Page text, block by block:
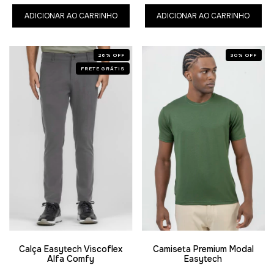
ADICIONAR AO CARRINHO ADICIONAR AO CARRINHO
26 % OFF
FRETE GRÁTIS
Calça Easytech Viscoflex
Alfa Comfy
30 % OFF
Camiseta Premium Modal
Easytech